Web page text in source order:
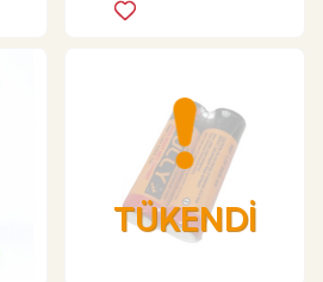
TÜKENDİ